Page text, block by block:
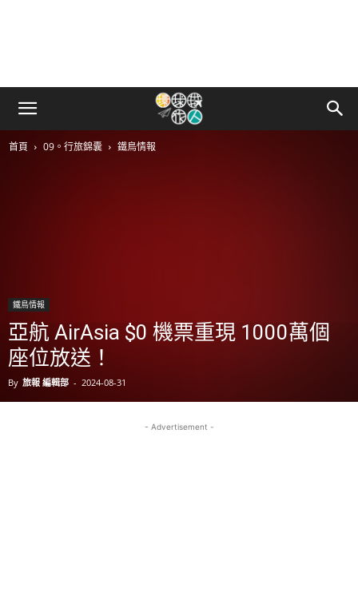
首頁 09。行旅錦囊 鐵鳥情報
鐵鳥情報
亞航 AirAsia $0 機票重現 1000萬個
座位放送！
By 旅報 編輯部 - 2024-08-31
- Advertisement -